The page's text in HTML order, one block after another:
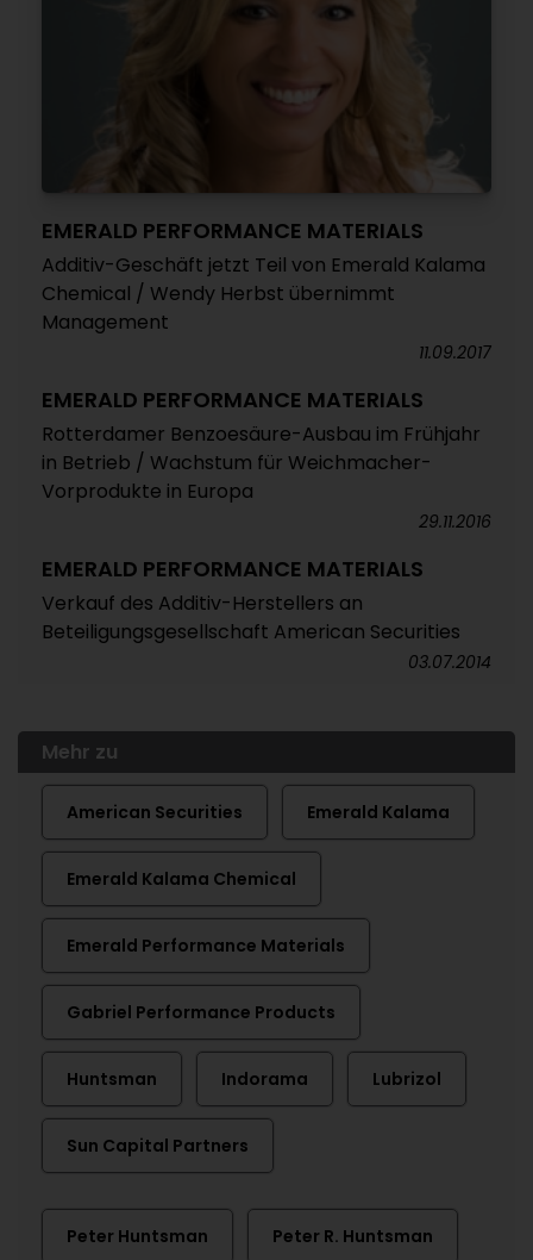
EMERALD PERFORMANCE MATERIALS
Additiv-Geschäft jetzt Teil von Emerald Kalama
Chemical / Wendy Herbst übernimmt
Management
11.09.2017
EMERALD PERFORMANCE MATERIALS
Rotterdamer Benzoesäure-Ausbau im Frühjahr
in Betrieb / Wachstum für Weichmacher-
Vorprodukte in Europa
29.11.2016
EMERALD PERFORMANCE MATERIALS
Verkauf des Additiv-Herstellers an
Beteiligungsgesellschaft American Securities
03.07.2014
Mehr zu
American Securities Emerald Kalama
Emerald Kalama Chemical
Emerald Performance Materials
Gabriel Performance Products
Huntsman Indorama Lubrizol
Sun Capital Partners
Peter Huntsman Peter R. Huntsman